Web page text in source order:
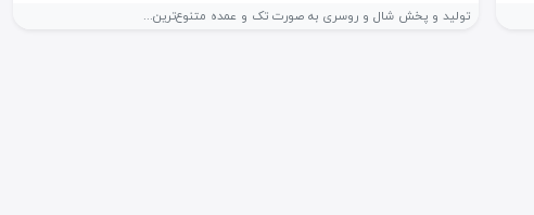
تولید و پخش شال و روسری به صورت تک و عمده متنوع‌ترین...